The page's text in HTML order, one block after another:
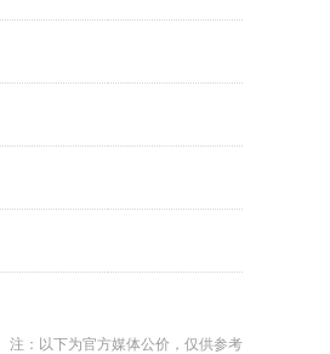
注：以下为官方媒体公价，仅供参考